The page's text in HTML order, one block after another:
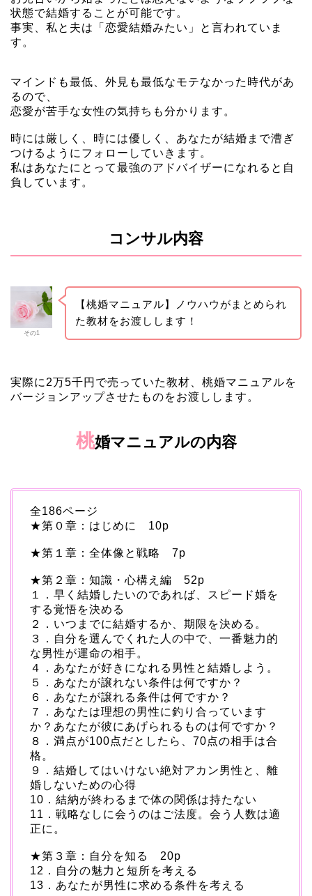
状態で結婚することが可能です。
事実、私と夫は「恋愛結婚みたい」と言われていま
す。
マインドも最低、外見も最低なモテなかった時代があ
るので、
恋愛が苦手な女性の気持ちも分かります。
時には厳しく、時には優しく、あなたが結婚まで漕ぎ
つけるようにフォローしていきます。
私はあなたにとって最強のアドバイザーになれると自
負しています。
コンサル内容
その1
【桃婚マニュアル】ノウハウがまとめられ
た教材をお渡しします！
実際に2万5千円で売っていた教材、桃婚マニュアルを
バージョンアップさせたものをお渡しします。
桃婚マニュアルの内容
全186ページ
★第０章：はじめに 10p
★第１章：全体像と戦略 7p
★第２章：知識・心構え編 52p
１．早く結婚したいのであれば、スピード婚を
する覚悟を決める
２．いつまでに結婚するか、期限を決める。
３．自分を選んでくれた人の中で、一番魅力的
な男性が運命の相手。
４．あなたが好きになれる男性と結婚しよう。
５．あなたが譲れない条件は何ですか？
６．あなたが譲れる条件は何ですか？
７．あなたは理想の男性に釣り合っています
か？あなたが彼にあげられるものは何ですか？
８．満点が100点だとしたら、70点の相手は合
格。
９．結婚してはいけない絶対アカン男性と、離
婚しないための心得
10．結納が終わるまで体の関係は持たない
11．戦略なしに会うのはご法度。会う人数は適
正に。
★第３章：自分を知る 20p
12．自分の魅力と短所を考える
13．あなたが男性に求める条件を考える